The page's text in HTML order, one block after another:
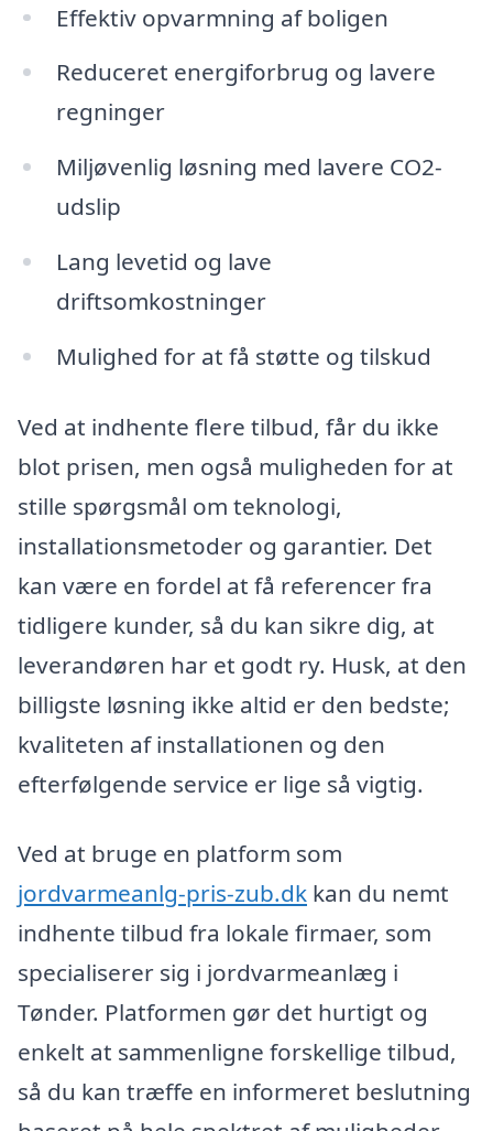
Effektiv opvarmning af boligen
Reduceret energiforbrug og lavere
regninger
Miljøvenlig løsning med lavere CO2-
udslip
Lang levetid og lave
driftsomkostninger
Mulighed for at få støtte og tilskud
Ved at indhente flere tilbud, får du ikke
blot prisen, men også muligheden for at
stille spørgsmål om teknologi,
installationsmetoder og garantier. Det
kan være en fordel at få referencer fra
tidligere kunder, så du kan sikre dig, at
leverandøren har et godt ry. Husk, at den
billigste løsning ikke altid er den bedste;
kvaliteten af installationen og den
efterfølgende service er lige så vigtig.
Ved at bruge en platform som
jordvarmeanlg-pris-zub.dk kan du nemt
indhente tilbud fra lokale firmaer, som
specialiserer sig i jordvarmeanlæg i
Tønder. Platformen gør det hurtigt og
enkelt at sammenligne forskellige tilbud,
så du kan træffe en informeret beslutning